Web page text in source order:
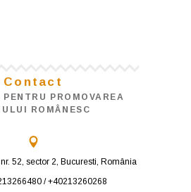
Contact
PROMOVAREA
ROMÂNESC
52, sector 2, Bucuresti, România
/ +40213260268